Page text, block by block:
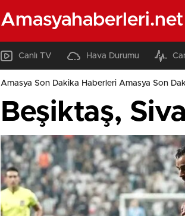
Amasyahaberleri.net
Canlı TV Hava Durumu
Amasya Son Dakika Haberleri Amasya Son
Beşiktaş,